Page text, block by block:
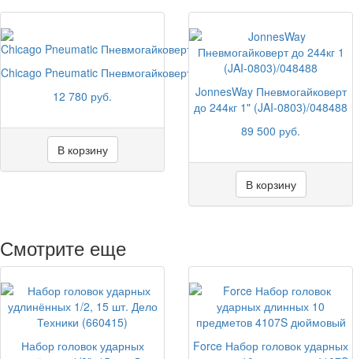
Chicago Pneumatic Пневмогайковерт угловой (пневмотрещотка)
12 780 руб.
В корзину
JonnesWay Пневмогайковерт
до 244кг 1" (JAI-0803)/048488
89 500 руб.
В корзину
Смотрите еще
Набор головок ударных
Force Набор головок ударных